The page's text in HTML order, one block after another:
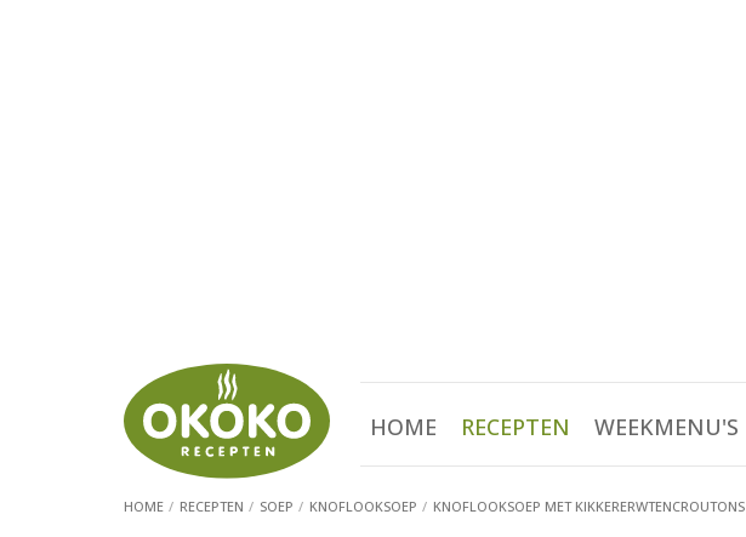
HOME RECEPTEN WEEKMENU'S
HOME RECEPTEN SOEP KNOFLOOKSOEP KNOFLOOKSOEP MET KIKKERERWTENCROUTONS